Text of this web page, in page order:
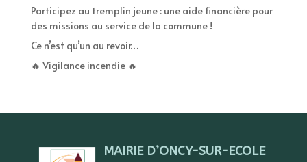
Participez au tremplin jeune : une aide financière pour
des missions au service de la commune !
Ce n’est qu’un au revoir…
🔥 Vigilance incendie 🔥
MAIRIE D’ONCY-SUR-ECOLE